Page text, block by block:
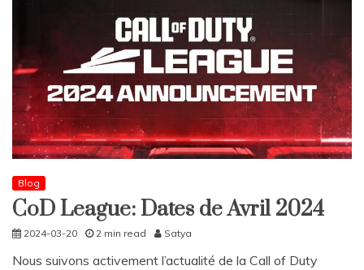
Blog
CoD League: Dates de Avril 2024
2024-03-20 2 min read Satya
Nous suivons activement l’actualité de la Call of Duty